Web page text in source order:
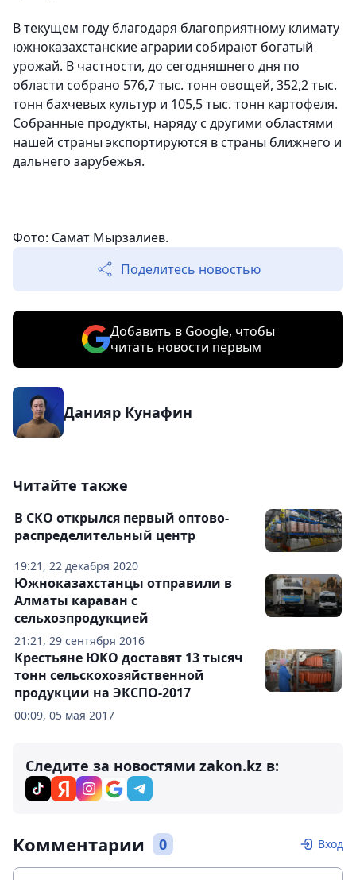
В текущем году благодаря благоприятному климату
южноказахстанские аграрии собирают богатый
урожай. В частности, до сегодняшнего дня по
области собрано 576,7 тыс. тонн овощей, 352,2 тыс.
тонн бахчевых культур и 105,5 тыс. тонн картофеля.
Собранные продукты, наряду с другими областями
нашей страны экспортируются в страны ближнего и
дальнего зарубежья.
Фото: Самат Мырзалиев.
Поделитесь новостью
Добавить в Google, чтобы
читать новости первым
Данияр Кунафин
Читайте также
19:21, 22 декабря 2020
В СКО открылся первый оптово-
распределительный центр
21:21, 29 сентября 2016
Южноказахстанцы отправили в
Алматы караван с
сельхозпродукцией
00:09, 05 мая 2017
Крестьяне ЮКО доставят 13 тысяч
тонн сельскохозяйственной
продукции на ЭКСПО-2017
Следите за новостями zakon.kz в:
Комментарии 0 Вход